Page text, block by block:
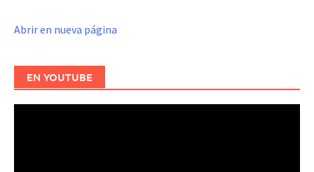
Abrir en nueva página
EN YOUTUBE